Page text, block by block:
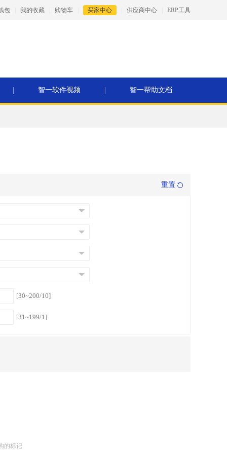
包 我的收藏 购物车 买家中心 供应商中心 ERP工具
智一软件视频 智一帮助文档
重置
[30~200/10]
[31~199/1]
的标记